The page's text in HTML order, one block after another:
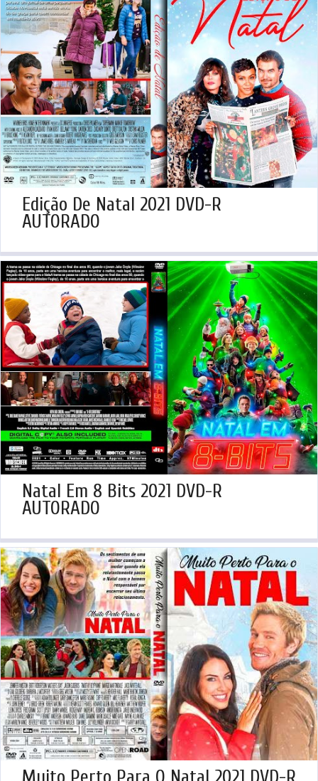
Edição De Natal 2021 DVD-R
AUTORADO
Natal Em 8 Bits 2021 DVD-R
AUTORADO